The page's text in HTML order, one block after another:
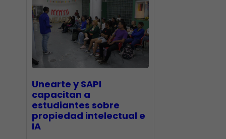
Unearte y SAPI
capacitan a
estudiantes sobre
propiedad intelectual e
IA